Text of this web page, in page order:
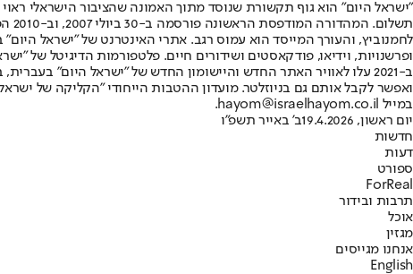
"ישראל היום" הוא גוף תקשורת שנוסד מתוך האמונה שהציבור הישראלי ראוי
ופרשנויות, וידיאו, פודקאסטים ושידורים חיים. פלטפורמות הדיגיטל של
ב-2021 עלו לאוויר האתר החדש והיישומון החדש של "ישראל היום"
ואפשר לקבל אותם גם בניוזלטר. מועדון ההטבות הייחודי "הקליקה של
במייל hayom@israelhayom.co.il.
יום ראשון, 19.4.2026
ב' באייר תשפ"ו
חדשות
דעות
ספורט
ForReal
תרבות ובידור
אוכל
מגזין
אנחנו מגייסים
English